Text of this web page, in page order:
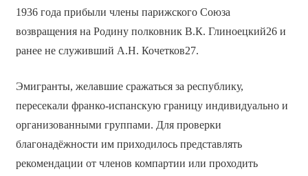
1936 года прибыли члены парижского Союза
возвращения на Родину полковник В.К. Глиноецкий26 и
ранее не служивший А.Н. Кочетков27.
Эмигранты, желавшие сражаться за республику,
пересекали франко-испанскую границу индивидуально и
организованными группами. Для проверки
благонадёжности им приходилось представлять
рекомендации от членов компартии или проходить